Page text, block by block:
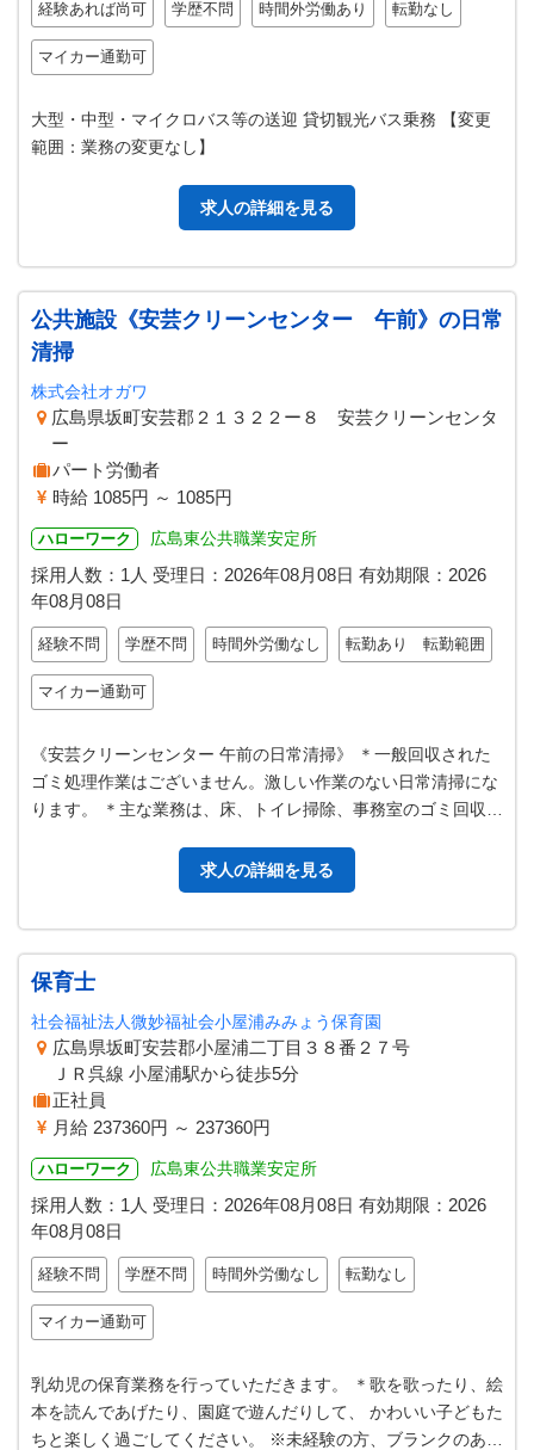
経験あれば尚可 学歴不問 時間外労働あり 転勤なし
マイカー通勤可
大型・中型・マイクロバス等の送迎 貸切観光バス乗務 【変更
範囲：業務の変更なし】
求人の詳細を見る
公共施設《安芸クリーンセンター 午前》の日常
清掃
株式会社オガワ
広島県坂町安芸郡２１３２２ー８ 安芸クリーンセンタ
ー
パート労働者
時給 1085円 ～ 1085円
ハローワーク 広島東公共職業安定所
採用人数：1人 受理日： 2026年08月08日 有効期限： 2026
年08月08日
経験不問 学歴不問 時間外労働なし 転勤あり 転勤範囲
マイカー通勤可
《安芸クリーンセンター 午前の日常清掃》 ＊一般回収された
ゴミ処理作業はございません。激しい作業のない日常清掃にな
ります。 ＊主な業務は、床、トイレ掃除、事務室のゴミ回収等
求人の詳細を見る
保育士
社会福祉法人微妙福祉会小屋浦みみょう保育園
広島県坂町安芸郡小屋浦二丁目３８番２７号
ＪＲ呉線 小屋浦駅から徒歩5分
正社員
月給 237360円 ～ 237360円
ハローワーク 広島東公共職業安定所
採用人数：1人 受理日： 2026年08月08日 有効期限： 2026
年08月08日
経験不問 学歴不問 時間外労働なし 転勤なし
マイカー通勤可
乳幼児の保育業務を行っていただきます。 ＊歌を歌ったり、絵
本を読んであげたり、園庭で遊んだりして、 かわいい子どもた
ちと楽しく過ごしてください。 ※未経験の方、ブランクのある